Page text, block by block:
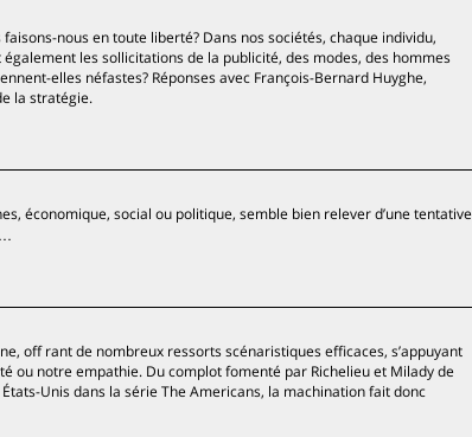
nous en toute liberté? Dans nos sociétés, chaque individu,
également les sollicitations de la publicité, des modes, des hommes
elles néfastes? Réponses avec François-Bernard Huyghe,
la stratégie.
économique, social ou politique, semble bien relever d’une tentative
off rant de nombreux ressorts scénaristiques efficaces, s’appuyant
notre empathie. Du complot fomenté par Richelieu et Milady de
Unis dans la série The Americans, la machination fait donc